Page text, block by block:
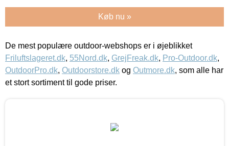
Køb nu »
De mest populære outdoor-webshops er i øjeblikket
Friluftslageret.dk, 55Nord.dk, GrejFreak.dk, Pro-Outdoor.dk,
OutdoorPro.dk, Outdoorstore.dk og Outmore.dk, som alle har
et stort sortiment til gode priser.